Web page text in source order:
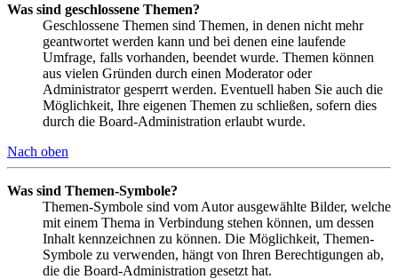
Was sind geschlossene Themen?
Geschlossene Themen sind Themen, in denen nicht mehr
geantwortet werden kann und bei denen eine laufende
Umfrage, falls vorhanden, beendet wurde. Themen können
aus vielen Gründen durch einen Moderator oder
Administrator gesperrt werden. Eventuell haben Sie auch die
Möglichkeit, Ihre eigenen Themen zu schließen, sofern dies
durch die Board-Administration erlaubt wurde.
Nach oben
Was sind Themen-Symbole?
Themen-Symbole sind vom Autor ausgewählte Bilder, welche
mit einem Thema in Verbindung stehen können, um dessen
Inhalt kennzeichnen zu können. Die Möglichkeit, Themen-
Symbole zu verwenden, hängt von Ihren Berechtigungen ab,
die die Board-Administration gesetzt hat.